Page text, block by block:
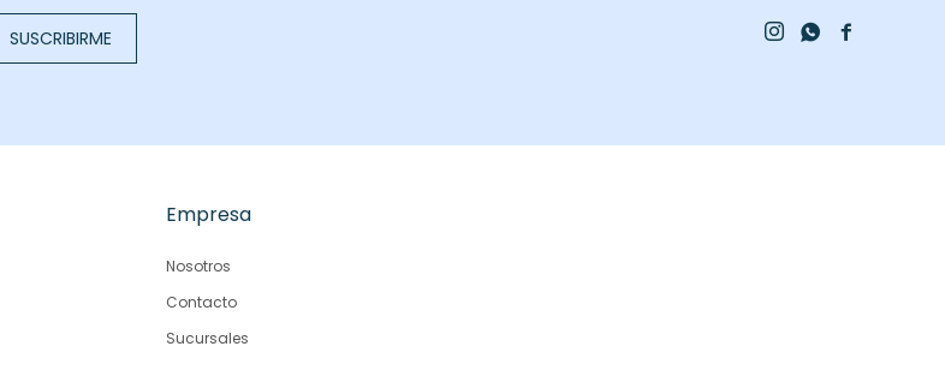
SUSCRIBIRME 
 
Empresa
Nosotros
Contacto
Sucursales